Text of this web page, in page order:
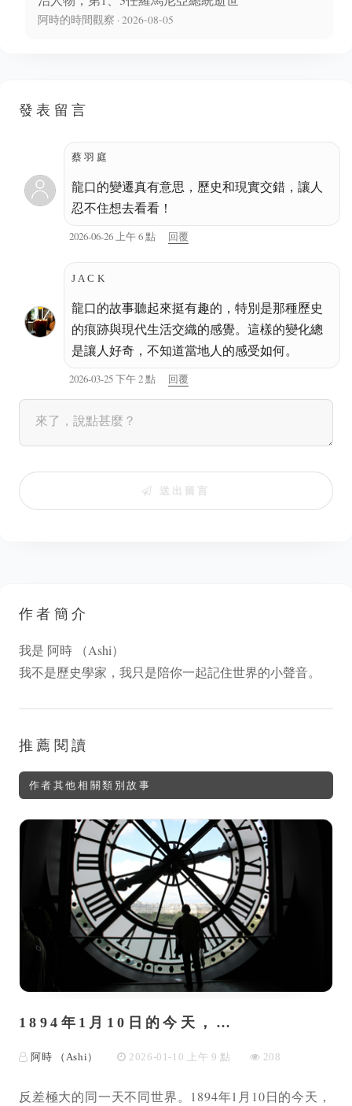
阿時的時間觀察 · 2026-08-05
發表留言
蔡羽庭
龍口的變遷真有意思，歷史和現實交錯，讓人
忍不住想去看看！
2026-06-26 上午 6 點 回覆
JACK
龍口的故事聽起來挺有趣的，特別是那種歷史
的痕跡與現代生活交織的感覺。這樣的變化總
是讓人好奇，不知道當地人的感受如何。
2026-03-25 下午 2 點 回覆
送出留言
作者簡介
我是 阿時 （Ashi）
我不是歷史學家，我只是陪你一起記住世界的小聲音。
推薦閱讀
作者其他相關類別故事
1894年1月10日的今天，…
阿時 （Ashi） 2026-01-10 上午 9 點 208
反差極大的同一天不同世界。1894年1月10日的今天，